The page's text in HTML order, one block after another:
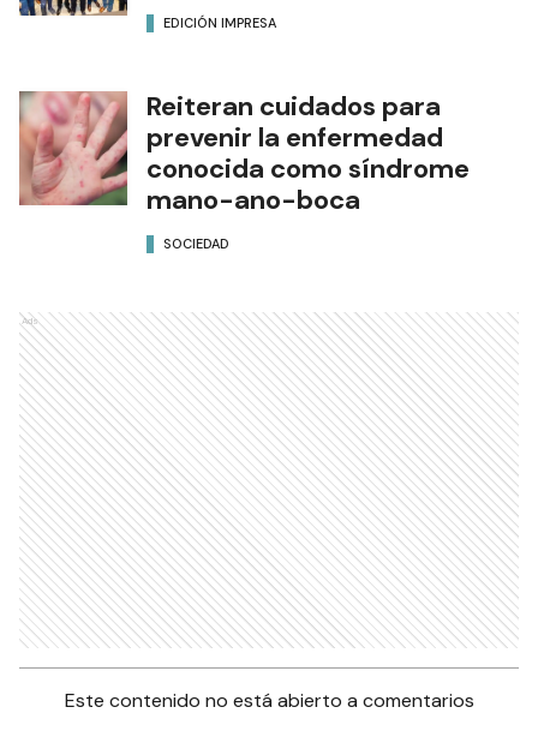
EDICIÓN IMPRESA
Reiteran cuidados para
prevenir la enfermedad
conocida como síndrome
mano-ano-boca
SOCIEDAD
Ads
Este contenido no está abierto a comentarios